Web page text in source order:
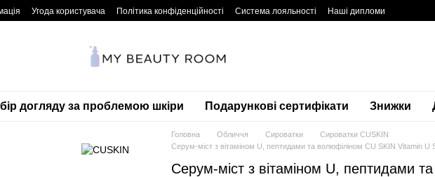
Угода користувача Політика конфіденційності Система лояльності Наші дипломи
догляду за проблемою шкіри Подарункові сертифікати Знижки
Головна Обличчя Сироватки
Сироватки CUSKIN
Серум-міст з вітаміном U, пептидами та волюфіліном CU SKIN Vitamin U
Серум-міст з вітаміном U, пептидами